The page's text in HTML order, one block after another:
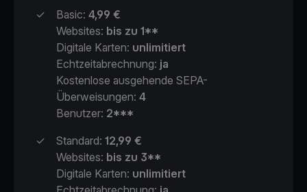
✓
Basic: 4,99 €
Websites: bis zu 1**
Digitale Karten: unlimitiert
Echtzeitabrechnung: ja
Kostenlose ausgehende SEPA-
Überweisungen: 4
Benutzer: 2***
✓
Standard: 12,99 €
Websites: bis zu 3**
Digitale Karten: unlimitiert